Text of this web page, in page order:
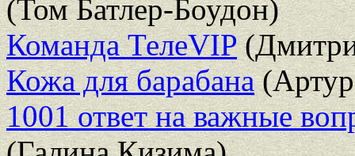
(Том Батлер-Боудон)
Команда ТелеVIP
Кожа для барабана
1001 ответ на важные